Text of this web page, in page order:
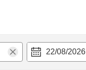
22/08/2026